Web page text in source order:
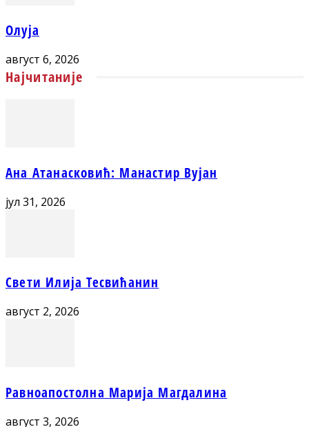
Олуја
август 6, 2026
Најчитаније
Ана Атанасковић: Манастир Вујан
јул 31, 2026
Свети Илија Тесвићанин
август 2, 2026
Равноапостолна Марија Магдалина
август 3, 2026